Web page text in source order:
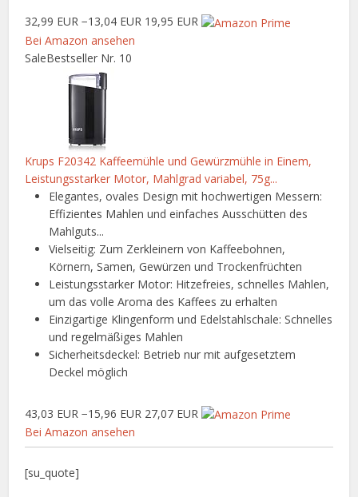
32,99 EUR −13,04 EUR 19,95 EUR
Bei Amazon ansehen
SaleBestseller Nr. 10
Krups F20342 Kaffeemühle und Gewürzmühle in Einem,
Leistungsstarker Motor, Mahlgrad variabel, 75g...
Elegantes, ovales Design mit hochwertigen Messern:
Effizientes Mahlen und einfaches Ausschütten des
Mahlguts...
Vielseitig: Zum Zerkleinern von Kaffeebohnen,
Körnern, Samen, Gewürzen und Trockenfrüchten
Leistungsstarker Motor: Hitzefreies, schnelles Mahlen,
um das volle Aroma des Kaffees zu erhalten
Einzigartige Klingenform und Edelstahlschale: Schnelles
und regelmäßiges Mahlen
Sicherheitsdeckel: Betrieb nur mit aufgesetztem
Deckel möglich
43,03 EUR −15,96 EUR 27,07 EUR
Bei Amazon ansehen
[su_quote]